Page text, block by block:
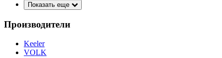
Показать еще
Производители
Keeler
VOLK